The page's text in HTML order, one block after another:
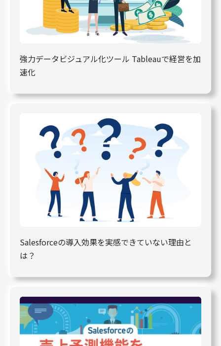
強力データビジュアル化ツール Tableauで経営を加
速化
Salesforceの導入効果を実感できていない理由と
は？